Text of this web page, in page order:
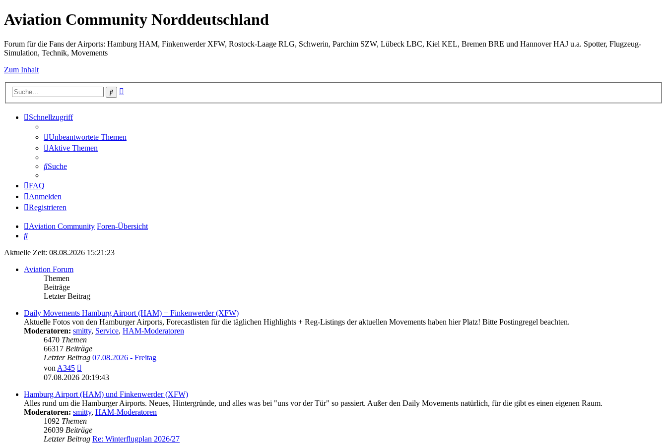
Aviation Community Norddeutschland
Forum für die Fans der Airports: Hamburg HAM, Finkenwerder XFW, Rostock-Laage RLG, Schwerin, Parchim SZW, Lübeck LBC, Kiel KEL, Bremen BRE und Hannover HAJ u.a. Spotter, Flugzeug-
Simulation, Technik, Movements
Zum Inhalt
Suche
Schnellzugriff
Unbeantwortete Themen
Aktive Themen
Suche
FAQ
Anmelden
Registrieren
Aviation Community Foren-Übersicht
Suche
Aktuelle Zeit: 08.08.2026 15:21:23
Aviation Forum
Themen
Beiträge
Letzter Beitrag
Daily Movements Hamburg Airport (HAM) + Finkenwerder (XFW)
Aktuelle Fotos von den Hamburger Airports, Forecastlisten für die täglichen Highlights + Reg-Listings der aktuellen Movements haben hier Platz! Bitte Postingregel beachten.
Moderatoren: smitty, Service, HAM-Moderatoren
6470 Themen
66317 Beiträge
Letzter Beitrag 07.08.2026 - Freitag
vonA345
Beitrag
07.08.2026 20:19:43
Hamburg Airport (HAM) und Finkenwerder (XFW)
Alles rund um die Hamburger Airports. Neues, Hintergründe, und alles was bei "uns vor der Tür" so passiert. Außer den Daily Movements natürlich, für die gibt es einen eigenen Raum.
Moderatoren: smitty, HAM-Moderatoren
1092 Themen
26039 Beiträge
Letzter Beitrag Re: Winterflugplan 2026/27